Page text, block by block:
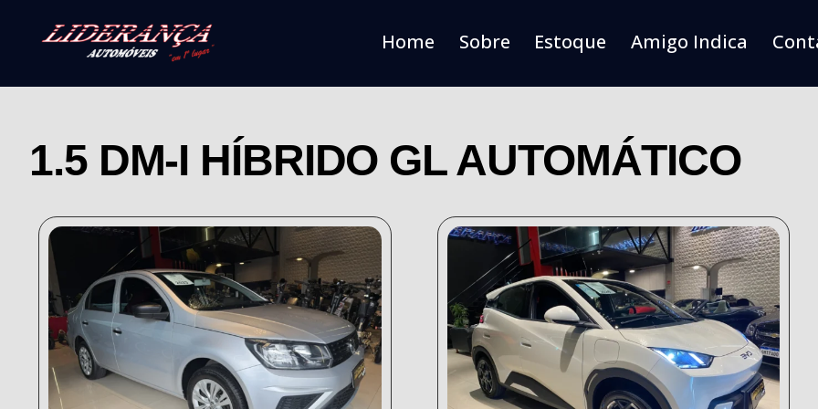
Home Sobre Estoque Amigo Indica
1.5 DM-I HÍBRIDO GL AUTOMÁTICO